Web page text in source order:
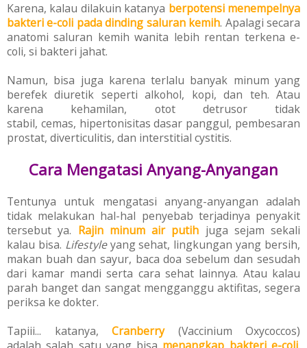
Karena, kalau dilakuin katanya berpotensi menempelnya
bakteri e-coli pada dinding saluran kemih. Apalagi secara
anatomi saluran kemih wanita lebih rentan terkena e-
coli, si bakteri jahat.
Namun, bisa juga karena terlalu banyak minum yang
berefek diuretik seperti alkohol, kopi, dan teh. Atau
karena kehamilan, otot detrusor tidak
stabil, cemas, hipertonisitas dasar panggul, pembesaran
prostat, diverticulitis, dan interstitial cystitis.
Cara Mengatasi Anyang-Anyangan
Tentunya untuk mengatasi anyang-anyangan adalah
tidak melakukan hal-hal penyebab terjadinya penyakit
tersebut ya. Rajin minum air putih juga sejam sekali
kalau bisa. Lifestyleyang sehat, lingkungan yang bersih,
makan buah dan sayur, baca doa sebelum dan sesudah
dari kamar mandi serta cara sehat lainnya. Atau kalau
parah banget dan sangat mengganggu aktifitas, segera
periksa ke dokter.
Tapiii... katanya, Cranberry (Vaccinium Oxycoccos)